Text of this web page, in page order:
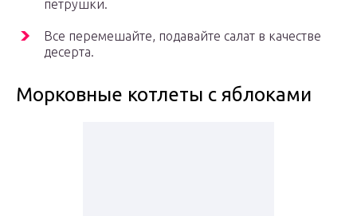
петрушки.
Все перемешайте, подавайте салат в качестве
десерта.
Морковные котлеты с яблоками